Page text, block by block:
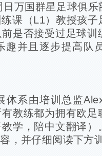
万国群星足球俱
课（L1）教授孩
是否接受过足球
趣并且逐步提高队
体系由培训总监
教练都为拥有欧
学，陪中文翻译）
，并仔细阅读下方